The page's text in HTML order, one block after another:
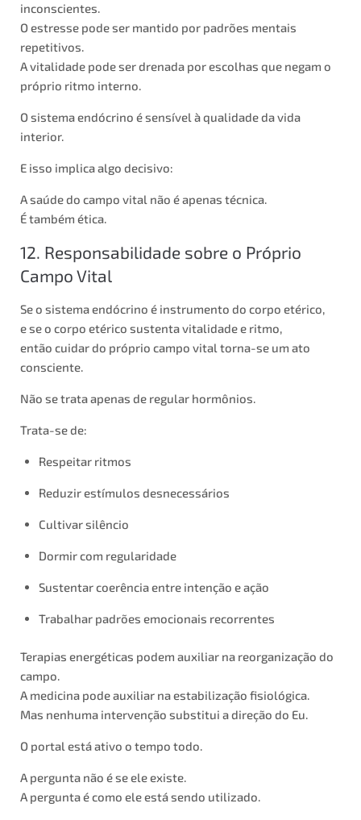
inconscientes.
O estresse pode ser mantido por padrões mentais
repetitivos.
A vitalidade pode ser drenada por escolhas que negam o
próprio ritmo interno.
O sistema endócrino é sensível à qualidade da vida
interior.
E isso implica algo decisivo:
A saúde do campo vital não é apenas técnica.
É também ética.
12. Responsabilidade sobre o Próprio
Campo Vital
Se o sistema endócrino é instrumento do corpo etérico,
e se o corpo etérico sustenta vitalidade e ritmo,
então cuidar do próprio campo vital torna-se um ato
consciente.
Não se trata apenas de regular hormônios.
Trata-se de:
Respeitar ritmos
Reduzir estímulos desnecessários
Cultivar silêncio
Dormir com regularidade
Sustentar coerência entre intenção e ação
Trabalhar padrões emocionais recorrentes
Terapias energéticas podem auxiliar na reorganização do
campo.
A medicina pode auxiliar na estabilização fisiológica.
Mas nenhuma intervenção substitui a direção do Eu.
O portal está ativo o tempo todo.
A pergunta não é se ele existe.
A pergunta é como ele está sendo utilizado.